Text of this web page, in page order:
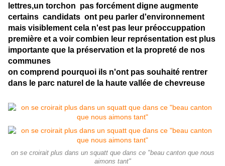
lettres,un torchon pas forcément digne augmente
certains candidats ont peu parler d'environnement
mais visiblement cela n'est pas leur préoccuppation
première et a voir combien leur représentation est plus
importante que la préservation et la propreté de nos
communes
on comprend pourquoi ils n'ont pas souhaité rentrer
dans le parc naturel de la haute vallée de chevreuse
on se croirait plus dans un squatt que dans ce "beau canton que nous
aimons tant"